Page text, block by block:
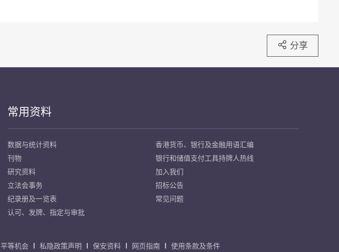
分享
常用资料
数据与统计资料
刊物
研究资料
立法会事务
纪录册及一览表
认可、发牌、指定与审批
香港货币、银行及金融用语汇编
银行和储值支付工具持牌人热线
加入我们
招标公告
常见问题
平等机会 私隐政策声明 保安资料 网页指南 使用条款及条件